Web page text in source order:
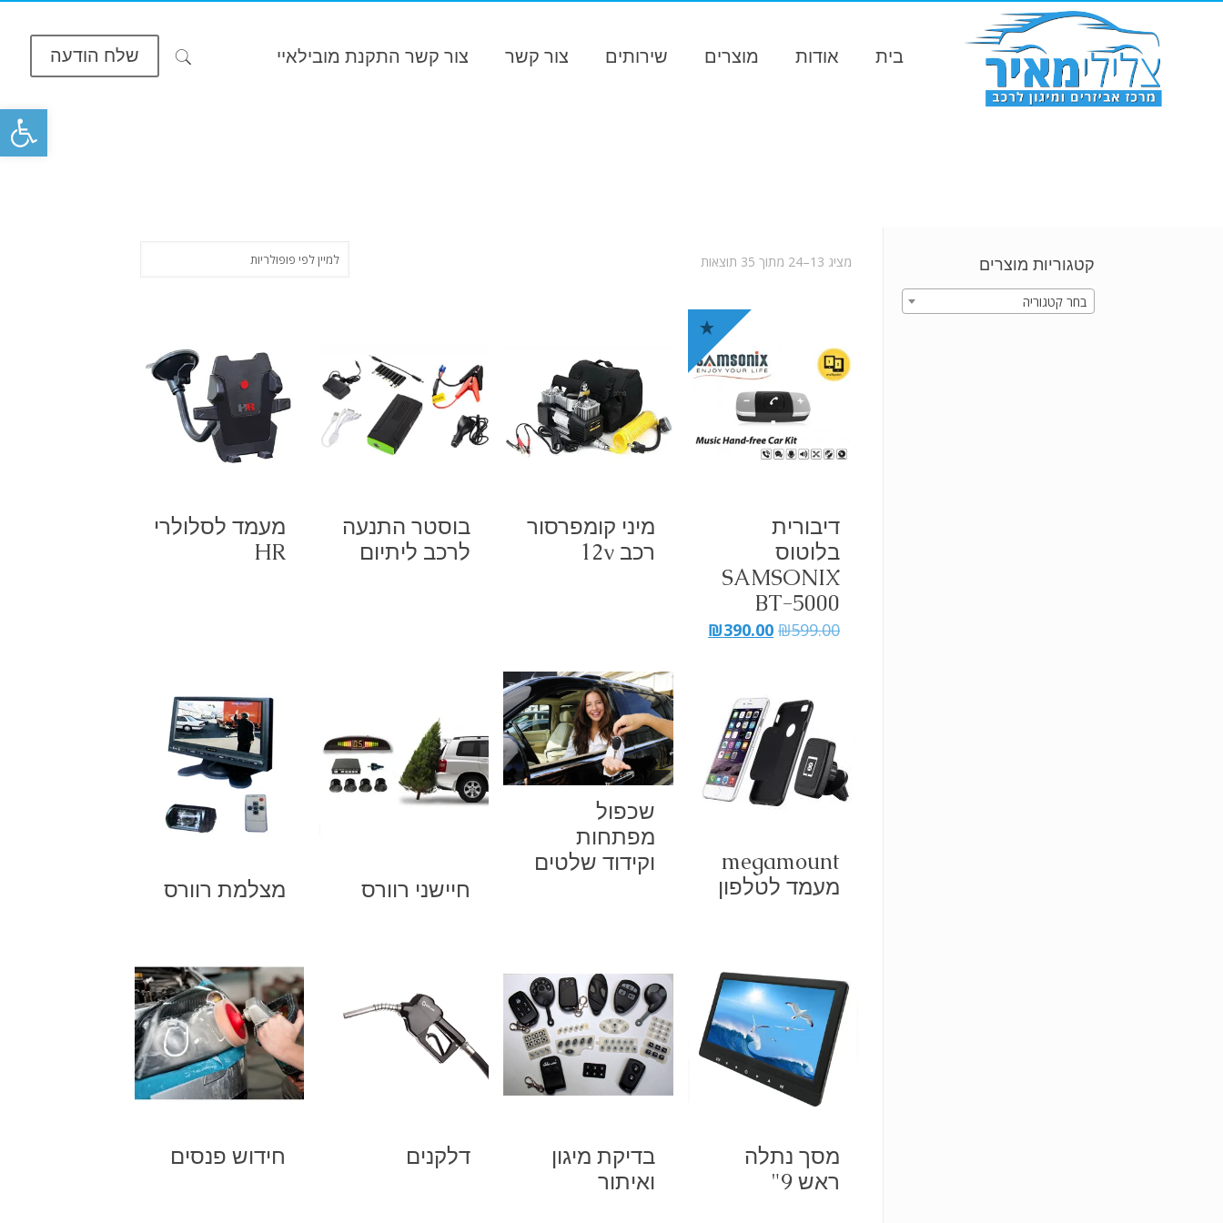
פתח
בית אודות מוצרים שירותים צור קשר צור קשר התקנת מובילאיי שלח הודעה
מציג 13–24 מתוך 35 תוצאות
ממוין
דיבורית
בלוטוס
SAMSONIX
BT-5000
₪599.00
המחיר ₪390.00
המחיר
₪390.00.
מיני קומפרסור
רכב 12v
בוסטר התנעה
לרכב ליתיום
מעמד לסלולרי
HR
megamount
מעמד לטלפון
שכפול
מפתחות
וקידוד שלטים
חיישני רוורס
מצלמת רוורס
מסך נתלה
ראש 9"
בדיקת מיגון
ואיתור
דלקנים חידוש פנסים
קטגוריות מוצרים
בחר קטגוריה